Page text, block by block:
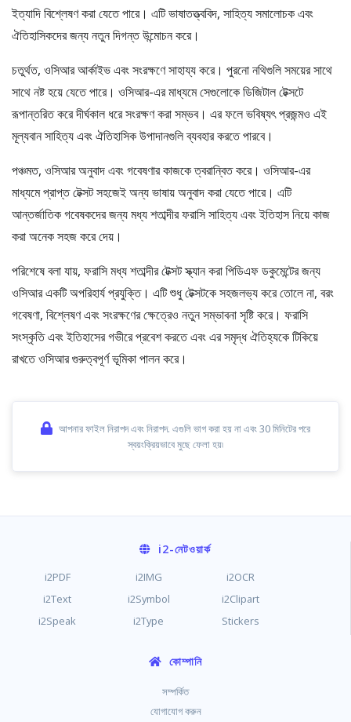
ইত্যাদি বিশ্লেষণ করা যেতে পারে। এটি ভাষাতত্ত্ববিদ, সাহিত্য সমালোচক এবং
ঐতিহাসিকদের জন্য নতুন দিগন্ত উন্মোচন করে।
চতুর্থত, ওসিআর আর্কাইভ এবং সংরক্ষণে সাহায্য করে। পুরনো নথিগুলি সময়ের সাথে
সাথে নষ্ট হয়ে যেতে পারে। ওসিআর-এর মাধ্যমে সেগুলোকে ডিজিটাল টেক্সটে
রূপান্তরিত করে দীর্ঘকাল ধরে সংরক্ষণ করা সম্ভব। এর ফলে ভবিষ্যৎ প্রজন্মও এই
মূল্যবান সাহিত্য এবং ঐতিহাসিক উপাদানগুলি ব্যবহার করতে পারবে।
পঞ্চমত, ওসিআর অনুবাদ এবং গবেষণার কাজকে ত্বরান্বিত করে। ওসিআর-এর
মাধ্যমে প্রাপ্ত টেক্সট সহজেই অন্য ভাষায় অনুবাদ করা যেতে পারে। এটি
আন্তর্জাতিক গবেষকদের জন্য মধ্য শতাব্দীর ফরাসি সাহিত্য এবং ইতিহাস নিয়ে কাজ
করা অনেক সহজ করে দেয়।
পরিশেষে বলা যায়, ফরাসি মধ্য শতাব্দীর টেক্সট স্ক্যান করা পিডিএফ ডকুমেন্টের জন্য
ওসিআর একটি অপরিহার্য প্রযুক্তি। এটি শুধু টেক্সটকে সহজলভ্য করে তোলে না, বরং
গবেষণা, বিশ্লেষণ এবং সংরক্ষণের ক্ষেত্রেও নতুন সম্ভাবনা সৃষ্টি করে। ফরাসি
সংস্কৃতি এবং ইতিহাসের গভীরে প্রবেশ করতে এবং এর সমৃদ্ধ ঐতিহ্যকে টিকিয়ে
রাখতে ওসিআর গুরুত্বপূর্ণ ভূমিকা পালন করে।
আপনার ফাইল নিরাপদ এবং নিরাপদ. এগুলি ভাগ করা হয় না এবং 30 মিনিটের পরে
স্বয়ংক্রিয়ভাবে মুছে ফেলা হয়৷
i2-নেটওয়ার্ক
i2PDF i2IMG
i2OCR
i2Text
i2Symbol
i2Clipart
i2Speak
i2Type Stickers
কোম্পানি
সম্পর্কিত
যোগাযোগ করুন